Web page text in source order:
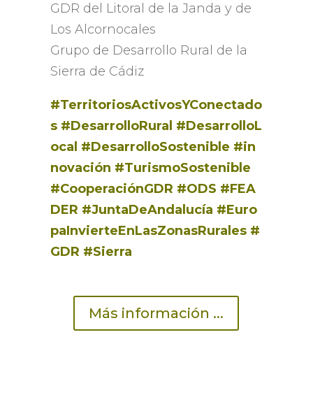
GDR del Litoral de la Janda y de
Los Alcornocales
Grupo de Desarrollo Rural de la
Sierra de Cádiz
#TerritoriosActivosYConectado
s #DesarrolloRural #DesarrolloL
ocal #DesarrolloSostenible #in
novación #TurismoSostenible
#CooperaciónGDR #ODS #FEA
DER #JuntaDeAndalucía #Euro
paInvierteEnLasZonasRurales #
GDR #Sierra
Más información ...